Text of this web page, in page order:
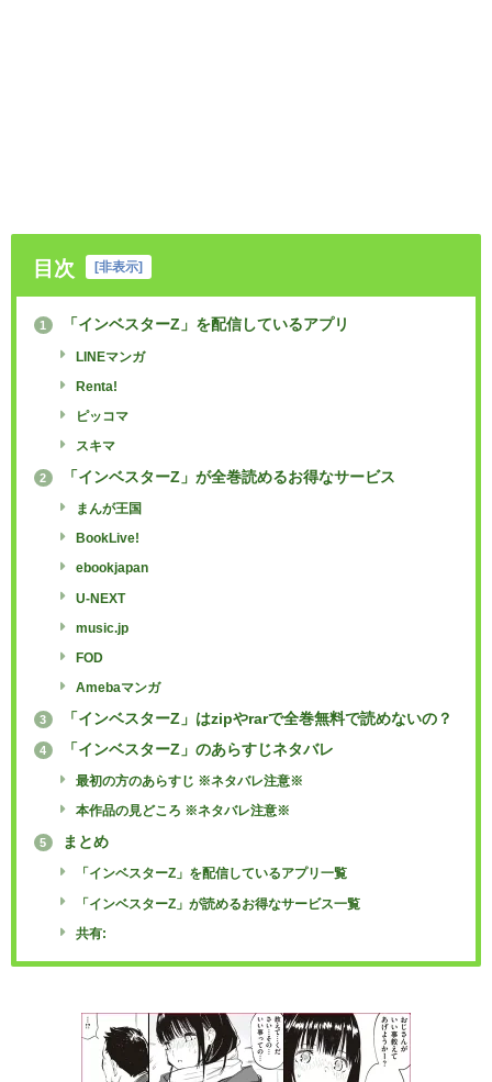
目次 非表示
1 「インベスターZ」を配信しているアプリ
LINEマンガ
Renta!
ピッコマ
スキマ
2 「インベスターZ」が全巻読めるお得なサービス
まんが王国
BookLive!
ebookjapan
U-NEXT
music.jp
FOD
Amebaマンガ
3 「インベスターZ」はzipやrarで全巻無料で読めないの？
4 「インベスターZ」のあらすじネタバレ
最初の方のあらすじ ※ネタバレ注意※
本作品の見どころ ※ネタバレ注意※
5 まとめ
「インベスターZ」を配信しているアプリ一覧
「インベスターZ」が読めるお得なサービス一覧
共有: